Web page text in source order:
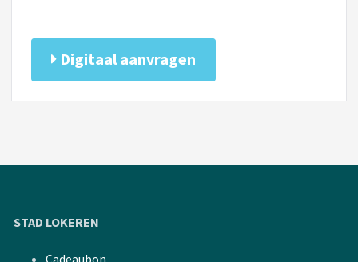
Digitaal aanvragen
STAD LOKEREN
Cadeaubon